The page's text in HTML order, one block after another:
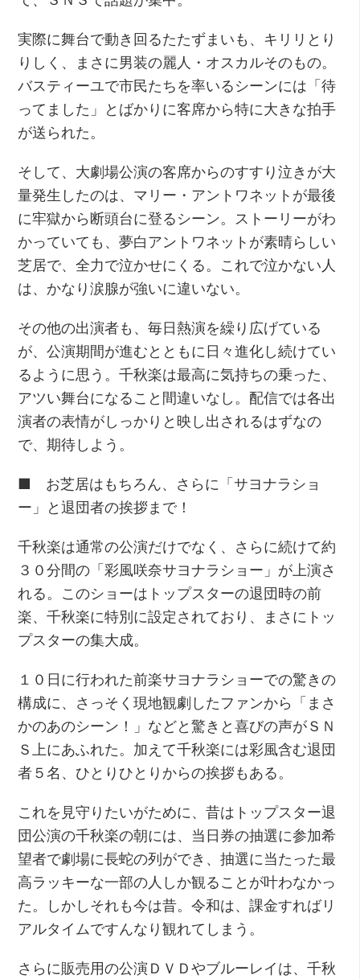
実際に舞台で動き回るたたずまいも、キリリとり
りしく、まさに男装の麗人・オスカルそのもの。
バスティーユで市民たちを率いるシーンには「待
ってました」とばかりに客席から特に大きな拍手
が送られた。
そして、大劇場公演の客席からのすすり泣きが大
量発生したのは、マリー・アントワネットが最後
に牢獄から断頭台に登るシーン。ストーリーがわ
かっていても、夢白アントワネットが素晴らしい
芝居で、全力で泣かせにくる。これで泣かない人
は、かなり涙腺が強いに違いない。
その他の出演者も、毎日熱演を繰り広げている
が、公演期間が進むとともに日々進化し続けてい
るように思う。千秋楽は最高に気持ちの乗った、
アツい舞台になること間違いなし。配信では各出
演者の表情がしっかりと映し出されるはずなの
で、期待しよう。
■ お芝居はもちろん、さらに「サヨナラショ
ー」と退団者の挨拶まで！
千秋楽は通常の公演だけでなく、さらに続けて約
３０分間の「彩風咲奈サヨナラショー」が上演さ
れる。このショーはトップスターの退団時の前
楽、千秋楽に特別に設定されており、まさにトッ
プスターの集大成。
１０日に行われた前楽サヨナラショーでの驚きの
構成に、さっそく現地観劇したファンから「まさ
かのあのシーン！」などと驚きと喜びの声がＳＮ
Ｓ上にあふれた。加えて千秋楽には彩風含む退団
者５名、ひとりひとりからの挨拶もある。
これを見守りたいがために、昔はトップスター退
団公演の千秋楽の朝には、当日券の抽選に参加希
望者で劇場に長蛇の列ができ、抽選に当たった最
高ラッキーな一部の人しか観ることが叶わなかっ
た。しかしそれも今は昔。令和は、課金すればリ
アルタイムですんなり観れてしまう。
さらに販売用の公演ＤＶＤやブルーレイは、千秋